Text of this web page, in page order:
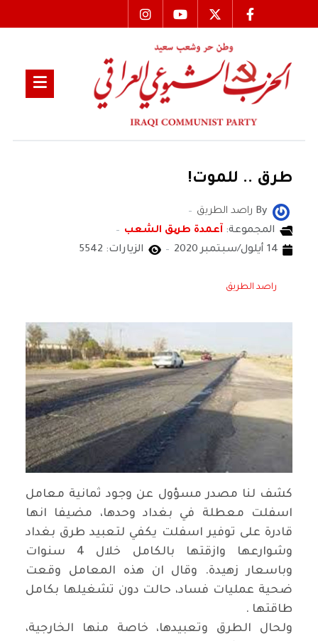
طرق .. للموت!
By راصد الطريق
المجموعة: آعمدة طریق الشعب
14 أيلول/سبتمبر 2020
الزيارات: 5542
راصد الطريق
كشف لنا مصدر مسؤول عن وجود ثمانية معامل
اسفلت معطلة في بغداد وحدها، مضيفا انها
قادرة على توفير اسفلت يكفي لتعبيد طرق بغداد
وشوارعها وازقتها بالكامل خلال 4 سنوات
وباسعار زهيدة. وقال ان هذه المعامل وقعت
ضحية عمليات فساد، حالت دون تشغيلها بكامل
طاقتها .
ولحال الطرق وتعبيدها، خاصة منها الخارجية،